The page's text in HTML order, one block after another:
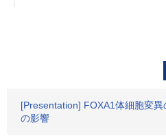
[Presentation] FOXA1体細胞変
の影響